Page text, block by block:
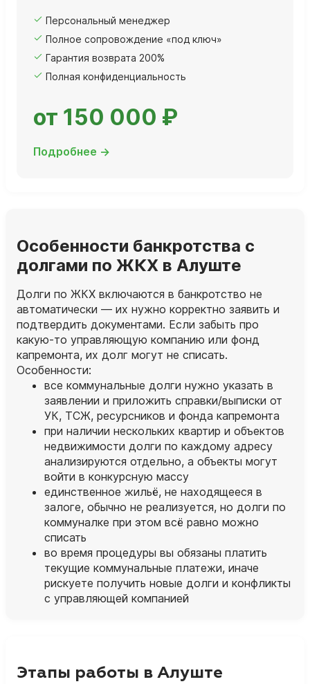
Персональный менеджер
Полное сопровождение «под ключ»
Гарантия возврата 200%
Полная конфиденциальность
от 150 000 ₽
Подробнее →
Особенности банкротства с
долгами по ЖКХ в Алуште
Долги по ЖКХ включаются в банкротство не
автоматически — их нужно корректно заявить и
подтвердить документами. Если забыть про
какую‑то управляющую компанию или фонд
капремонта, их долг могут не списать.
Особенности:
все коммунальные долги нужно указать в
заявлении и приложить справки/выписки от
УК, ТСЖ, ресурсников и фонда капремонта
при наличии нескольких квартир и объектов
недвижимости долги по каждому адресу
анализируются отдельно, а объекты могут
войти в конкурсную массу
единственное жильё, не находящееся в
залоге, обычно не реализуется, но долги по
коммуналке при этом всё равно можно
списать
во время процедуры вы обязаны платить
текущие коммунальные платежи, иначе
рискуете получить новые долги и конфликты
с управляющей компанией
Этапы работы в Алуште